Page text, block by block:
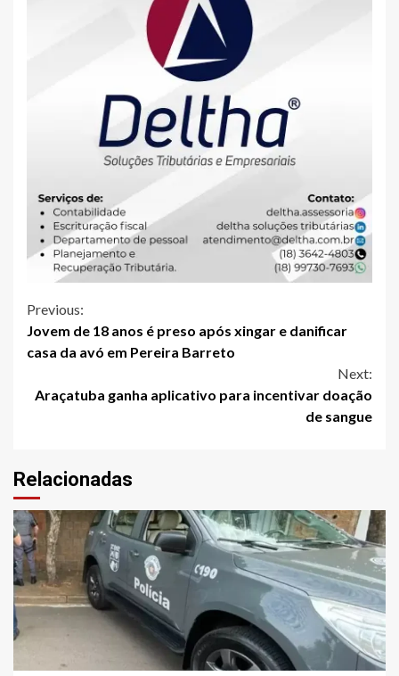
Continue
Reading
Previous:
Jovem de 18 anos é preso após xingar e danificar
casa da avó em Pereira Barreto
Next:
Araçatuba ganha aplicativo para incentivar doação
de sangue
Relacionadas